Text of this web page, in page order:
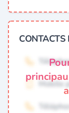
CONTACTS